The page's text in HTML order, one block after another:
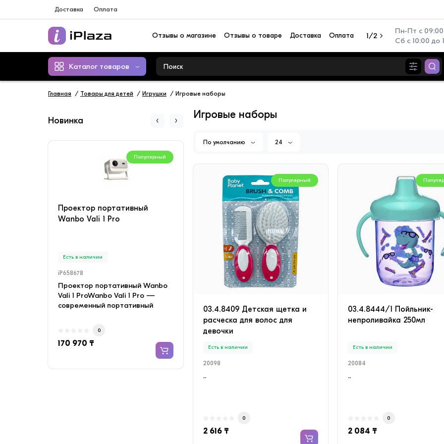
Доставка Оплата
Пн-Пт с 09:00
Сб с 10:00 до
1/2
Отзывы о магазине Отзывы о товаре Доставка Оплата
Каталог товаров
Главная Товары для детей Игрушки Игровые наборы
Новинка
Популярный
Проектор портативный
Wanbo Vali 1 Pro
Есть в наличии
iP658678
Проектор портативный Wanbo
Vali 1 ProWanbo Vali 1 Pro —
современный портативный
0
170 970 ₸
Кондиционер настенный TCL
SAVIN TAC-SV09HSV/ZA
INVERTER (в комплекте с
медными трубами) Белый
Есть в наличии
iP658672
Кондиционер настенный TCL
с медными трубами) Белый ·
Объемный воздуш..
135 960 ₸
Перезаряжаемый фонарь
Camelion RS940-CBH
Есть в наличии
Camelion RS940 2-в-1
Многофункциональный
Camelion RS940 сочета..
2 192 ₸
Игровые наборы
По умолчанию 24
Популярный
03.4.8409 Детская щетка и
расческа для волос для
девочки
Есть в наличии
20098
..
0
2 616 ₸
03.4.8444/1 Пойльник-
непроливайка 250мл
Есть в наличии
20084
..
0
2 084 ₸